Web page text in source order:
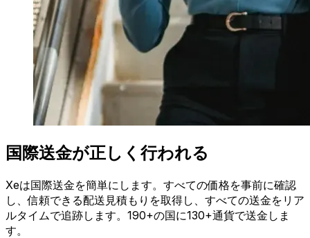
国際送金が正しく行われる
Xeは国際送金を簡単にします。すべての価格を事前に確認
し、信頼できる配送見積もりを取得し、すべての送金をリア
ルタイムで追跡します。190+の国に130+通貨で送金しま
す。